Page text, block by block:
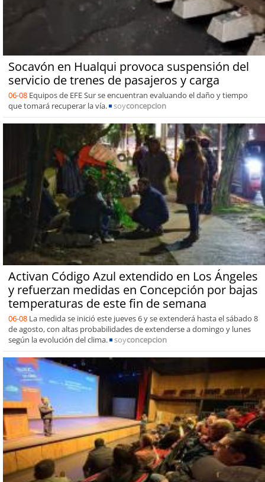
Socavón en Hualqui provoca suspensión del
servicio de trenes de pasajeros y carga
06-08 Equipos de EFE Sur se encuentran evaluando el daño y tiempo
que tomará recuperar la vía.
soyconcepcion
Activan Código Azul extendido en Los Ángeles
y refuerzan medidas en Concepción por bajas
temperaturas de este fin de semana
06-08 La medida se inició este jueves 6 y se extenderá hasta el sábado 8
de agosto, con altas probabilidades de extenderse a domingo y lunes
según la evolución del clima.
soyconcepcion